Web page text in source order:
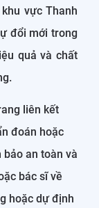
vực Thanh
đổi mới trong
quả và chất
liên kết
đoán hoặc
an toàn và
bác sĩ về
hoặc dự định